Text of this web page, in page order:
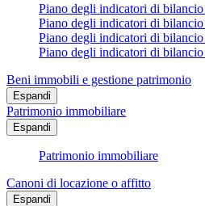
Piano degli indicatori di
Piano degli indicatori di
Piano degli indicatori di
Piano degli indicatori di
Beni immobili e gestione patrimonio
Espandi
Patrimonio immobiliare
Espandi
Patrimonio immobiliare
Canoni di locazione o affitto
Espandi